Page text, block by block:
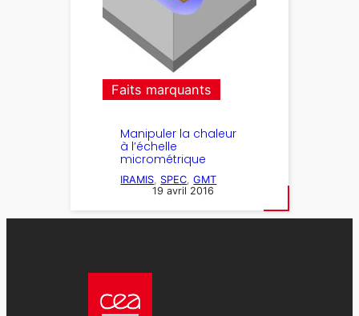
Faits marquants
Manipuler la chaleur
à l’échelle
micrométrique
IRAMIS, SPEC, GMT
19 avril 2016